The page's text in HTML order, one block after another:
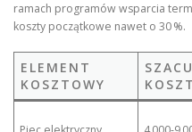
ramach programów wsparcia
koszty początkowe nawet o 30 %.
ELEMENT
KOSZTOWY